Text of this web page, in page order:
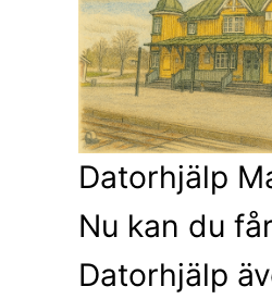
Datorhjälp
Nu kan du får
Datorhjälp